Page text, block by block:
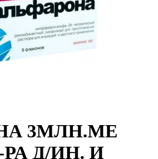
3МЛН.МЕ
Д/ИН. И